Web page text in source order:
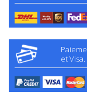
et Visa.